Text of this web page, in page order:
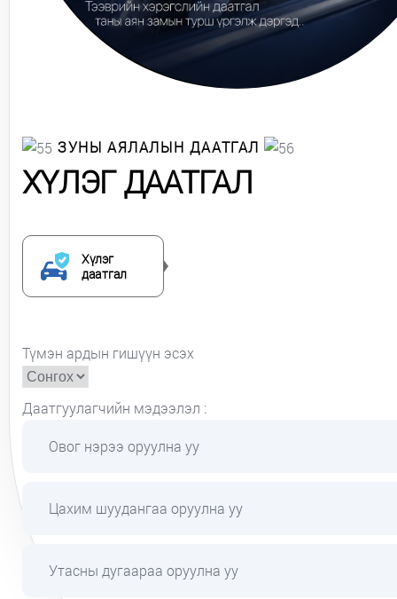
ЗУНЫ АЯЛАЛЫН ДААТГАЛ
ХҮЛЭГ ДААТГАЛ
Хүлэг
даатгал
Түмэн ардын гишүүн эсэх
Даатгуулагчийн мэдээлэл :